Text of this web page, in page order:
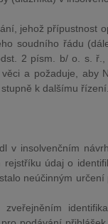
jehož přípustnost
soudního řádu
2 písm. b/ o. s. ř.,
a požaduje, aby
k dalšímu řízení.
v insolvenčním
údaj o
neúčinným určení